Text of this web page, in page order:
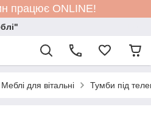
працює ONLINE!
Меблі для вітальні Тумби під